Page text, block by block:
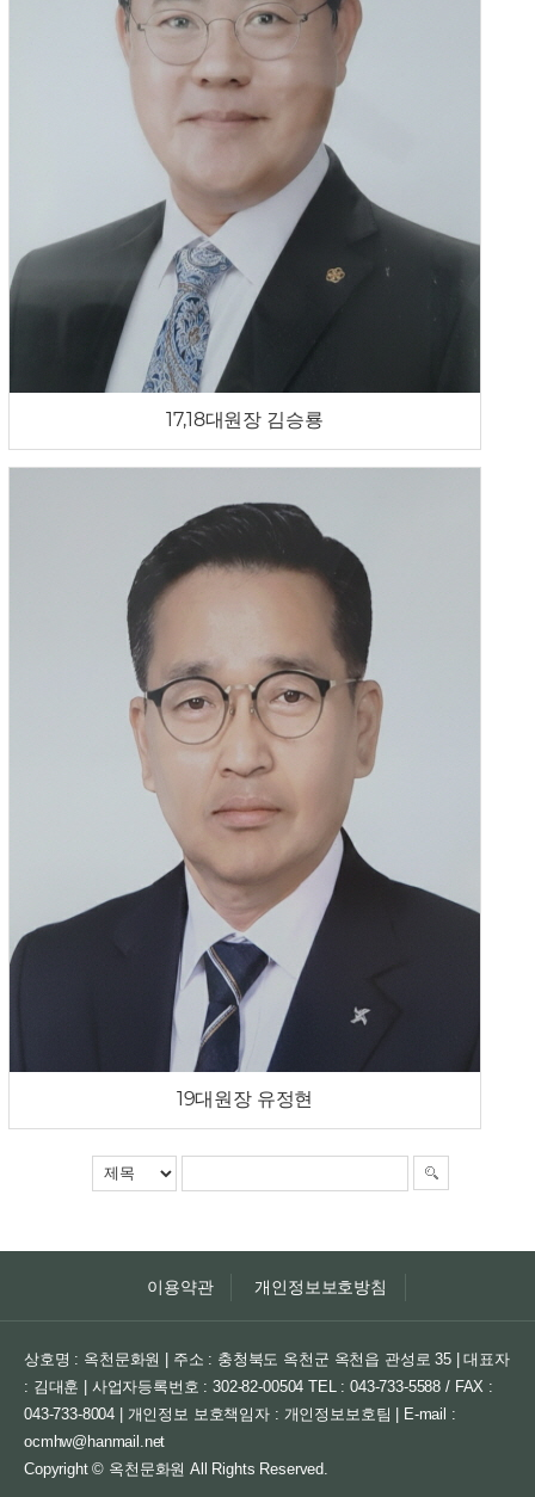
17,18대원장 김승룡
19대원장 유정현
이용약관 개인정보보호방침
상호명 : 옥천문화원 | 주소 : 충청북도 옥천군 옥천읍 관성로 35 | 대표자
: 김대훈 | 사업자등록번호 : 302-82-00504TEL : 043-733-5588 / FAX :
043-733-8004 | 개인정보 보호책임자 : 개인정보보호팀 | E-mail :
ocmhw@hanmail.net
Copyright © 옥천문화원 All Rights Reserved.